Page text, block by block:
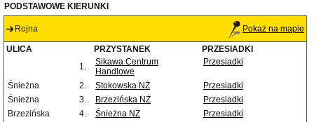
PODSTAWOWE KIERUNKI
Rojna Pokaż na mapie
ULICA PRZYSTANEK
PRZESIADKI
1.
Sikawa Centrum
Handlowe
Przesiadki
Śnieżna 2. Stokowska NŻ
Przesiadki
Śnieżna
3. Brzezińska NŻ
Przesiadki
Brzezińska
4. Śnieżna NŻ
Przesiadki